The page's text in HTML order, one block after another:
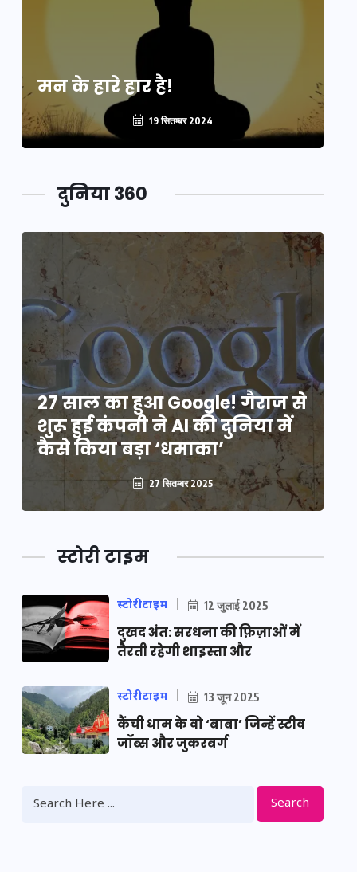
मन के हारे हार है!
19 सितम्बर 2024
दुनिया 360
27 साल का हुआ Google! गैराज से
शुरू हुई कंपनी ने AI की दुनिया में
कैसे किया बड़ा ‘धमाका’
27 सितम्बर 2025
स्टोरी टाइम
स्टोरीटाइम 12 जुलाई 2025
दुखद अंत: सरधना की फ़िज़ाओं में
तैरती रहेगी शाइस्ता और
स्टोरीटाइम 13 जून 2025
कैंची धाम के वो ‘बाबा’ जिन्हें स्टीव
जॉब्स और जुकरबर्ग
Search